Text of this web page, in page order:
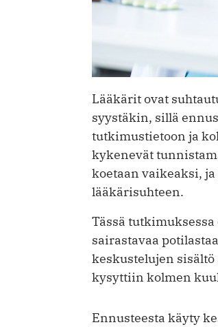
Lääkärit ovat
syystäkin, sillä
tutkimus­tietoon ja
kykenevät
koetaan vaikeaksi,
lääkärisuhteen.
Tässä
sairastavaa
keskustelujen
kysyttiin kolmen
Ennusteesta käyty